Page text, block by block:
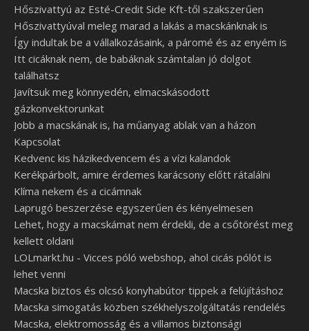
Hőszivattyú az Esté-Credit Side Kft-től szakszerűen
Hőszivattyúval meleg marad a lakás a macskánknak is
Így indultak be a vállalkozásaink, a páromé és az enyém is
Itt cicáknak nem, de babáknak számtalan jó dolgot
találhatsz
Javítsuk meg könnyedén, elmacskásodott
gázkonvektorunkat
Jobb a macskának is, ha műanyag ablak van a házon
Kapcsolat
Kedvenc kis házikedvencem és a vízi kalandok
Kerékpárbolt, amire érdemes karácsony előtt rátalálni
Klíma nekem és a cicámnak
Laprugó beszerzése egyszerűen és kényelmesen
Lehet, hogy a macskámat nem érdekli, de a csőtörést meg
kellett oldani
LOLmarkt.hu - Vicces póló webshop, ahol cicás pólót is
lehet venni
Macska biztos és olcsó konyhabútor tippek a felújításhoz
Macska simogatás közben székhelyszolgáltatás rendelés
Macska, elektromosság és a villamos biztonsági